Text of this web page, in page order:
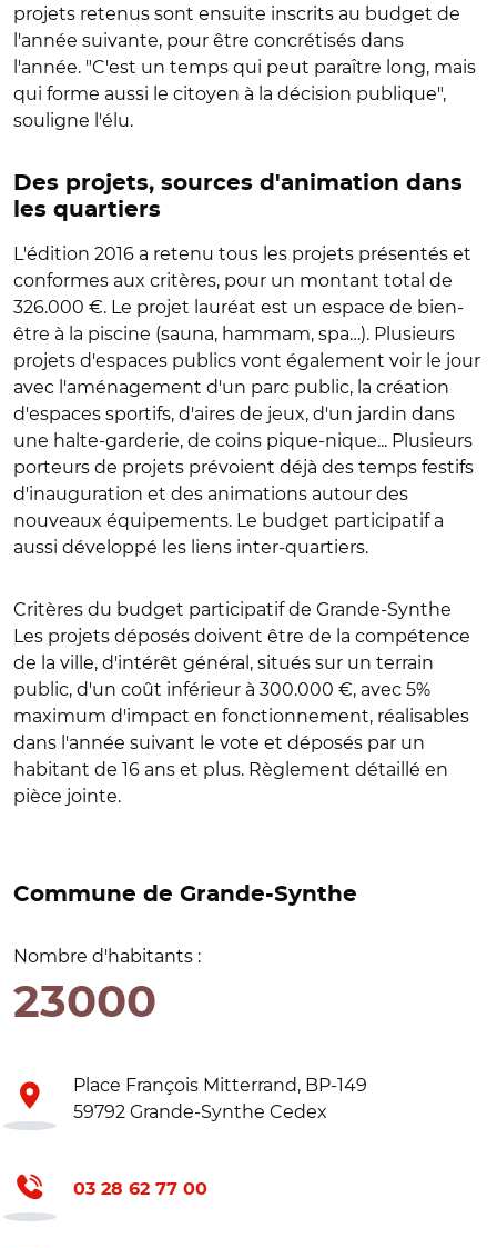
projets retenus sont ensuite inscrits au budget de
l'année suivante, pour être concrétisés dans
l'année. "C'est un temps qui peut paraître long, mais
qui forme aussi le citoyen à la décision publique",
souligne l'élu.
Des projets, sources d'animation dans
les quartiers
L'édition 2016 a retenu tous les projets présentés et
conformes aux critères, pour un montant total de
326.000 €. Le projet lauréat est un espace de bien-
être à la piscine (sauna, hammam, spa…). Plusieurs
projets d'espaces publics vont également voir le jour
avec l'aménagement d'un parc public, la création
d'espaces sportifs, d'aires de jeux, d'un jardin dans
une halte-garderie, de coins pique-nique... Plusieurs
porteurs de projets prévoient déjà des temps festifs
d'inauguration et des animations autour des
nouveaux équipements. Le budget participatif a
aussi développé les liens inter-quartiers.
Critères du budget participatif de Grande-Synthe
Les projets déposés doivent être de la compétence
de la ville, d'intérêt général, situés sur un terrain
public, d'un coût inférieur à 300.000 €, avec 5%
maximum d'impact en fonctionnement, réalisables
dans l'année suivant le vote et déposés par un
habitant de 16 ans et plus. Règlement détaillé en
pièce jointe.
Commune de Grande-Synthe
Nombre d'habitants :
23000
Place François Mitterrand, BP-149
59792 Grande-Synthe Cedex
03 28 62 77 00